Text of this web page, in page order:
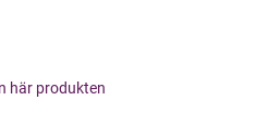
här produkten